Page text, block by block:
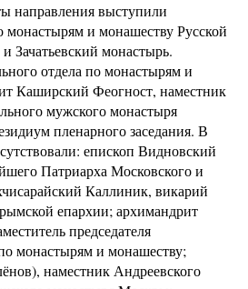
направления выступили
и монашеству Русской
Зачатьевский монастырь.
отдела по монастырям и
Каширский Феогност, наместник
мужского монастыря
пленарного заседания. В
епископ Видновский
Патриарха Московского и
Каллиник, викарий
епархии; архимандрит
председателя
монастырям и монашеству;
наместник Андреевского